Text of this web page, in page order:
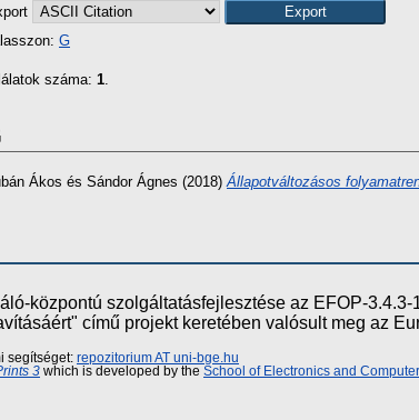
G
száma: 1.
Ákos és Sándor Ágnes (2018)Állapotváltozásos
központú szolgáltatásfejlesztése az EFOP-
című projekt keretében valósult meg az
segítséget: repozitorium AT uni-bge.hu
3 which is developed by the School of Electronics and